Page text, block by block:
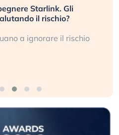
La grande operazione di
center per l’AI, spiegata sul
Le regole sulla trasparenza